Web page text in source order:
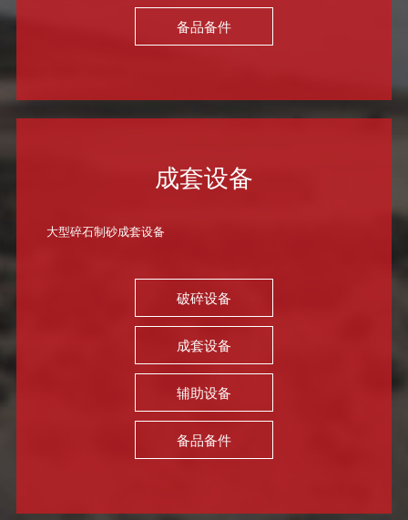
备品备件
成套设备
大型碎石制砂成套设备
破碎设备
成套设备
辅助设备
备品备件